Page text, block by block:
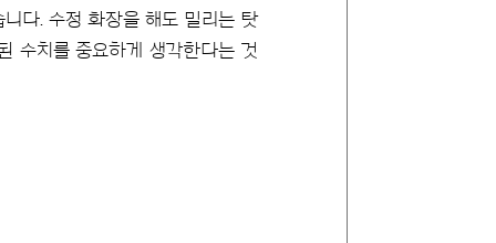
다. 수정 화장을 해도 밀리는 탓
수치를 중요하게 생각한다는 것